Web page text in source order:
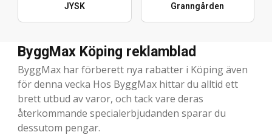
JYSK Granngården
ByggMax Köping reklamblad
ByggMax har förberett nya rabatter i Köping även
för denna vecka Hos ByggMax hittar du alltid ett
brett utbud av varor, och tack vare deras
återkommande specialerbjudanden sparar du
dessutom pengar.